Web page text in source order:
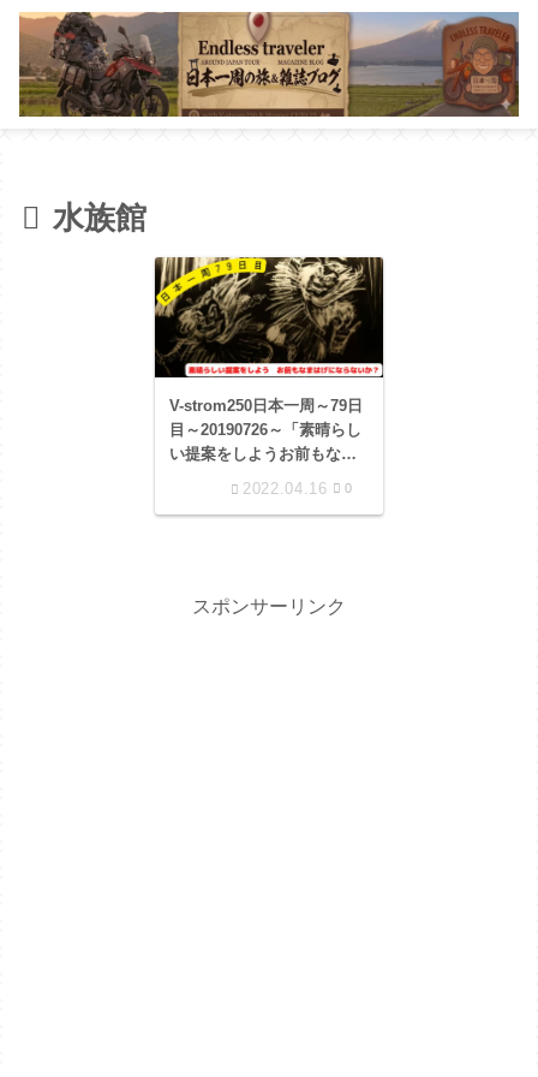
水族館
V-strom250日本一周～79日
目～20190726～「素晴らし
い提案をしようお前もなま
はげにならないか？」
2022.04.16 0
スポンサーリンク